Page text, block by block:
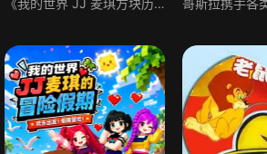
《我的世界 JJ 麦琪方块历险记》以方块世界为舞台，讲述 JJ 与麦琪结伴探险的趣味故事。二人时而互整蛊闹笑话，时而联手闯关，搭建建筑、迎战怪物、探索神秘秘境，搞笑日常搭配热血冒险，充满童趣与创意。